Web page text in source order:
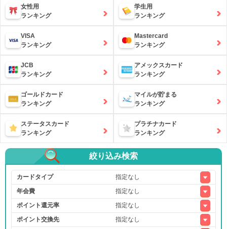
女性用
ランキング
学生用
ランキング
VISA
ランキング
Mastercard
ランキング
JCB
ランキング
アメックスカード
ランキング
ゴールドカード
ランキング
マイルが貯まる
ランキング
ステータスカード
ランキング
プラチナカード
ランキング
絞り込み検索
カードタイプ
年会費
ポイント還元率
ポイント交換先